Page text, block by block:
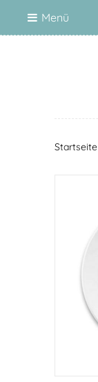
Menü
Startseite